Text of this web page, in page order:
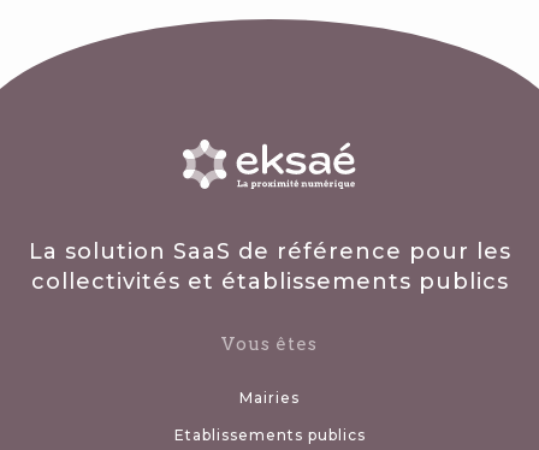
La solution SaaS de référence pour les
collectivités et établissements publics
Vous êtes
Mairies
Etablissements publics